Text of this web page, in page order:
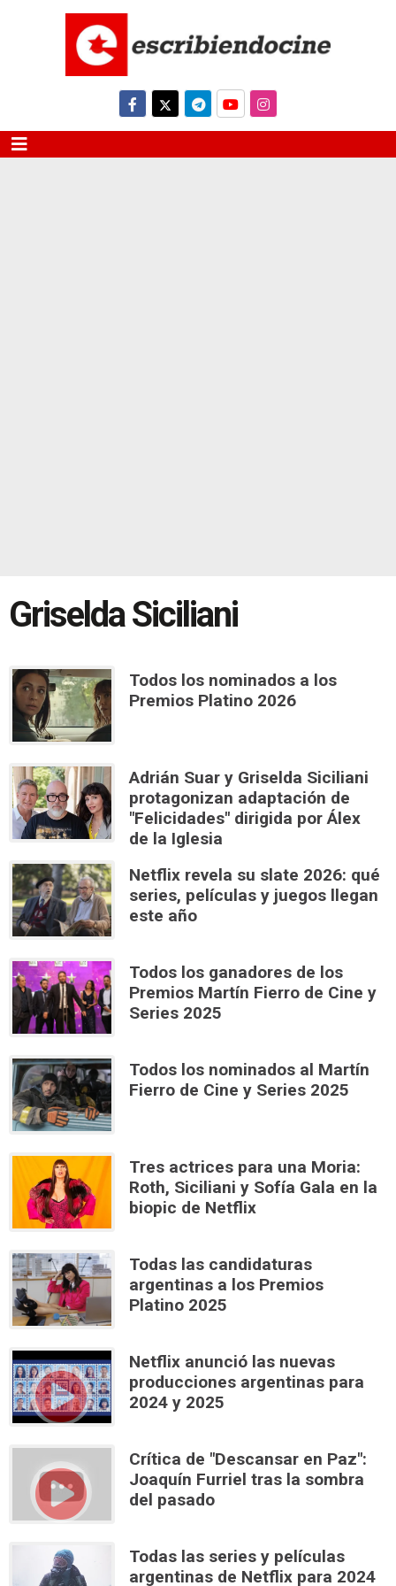
Griselda Siciliani
Todos los nominados a los
Premios Platino 2026
Adrián Suar y Griselda Siciliani
protagonizan adaptación de
"Felicidades" dirigida por Álex
de la Iglesia
Netflix revela su slate 2026: qué
series, películas y juegos llegan
este año
Todos los ganadores de los
Premios Martín Fierro de Cine y
Series 2025
Todos los nominados al Martín
Fierro de Cine y Series 2025
Tres actrices para una Moria:
Roth, Siciliani y Sofía Gala en la
biopic de Netflix
Todas las candidaturas
argentinas a los Premios
Platino 2025
Netflix anunció las nuevas
producciones argentinas para
2024 y 2025
Crítica de "Descansar en Paz":
Joaquín Furriel tras la sombra
del pasado
Todas las series y películas
argentinas de Netflix para 2024